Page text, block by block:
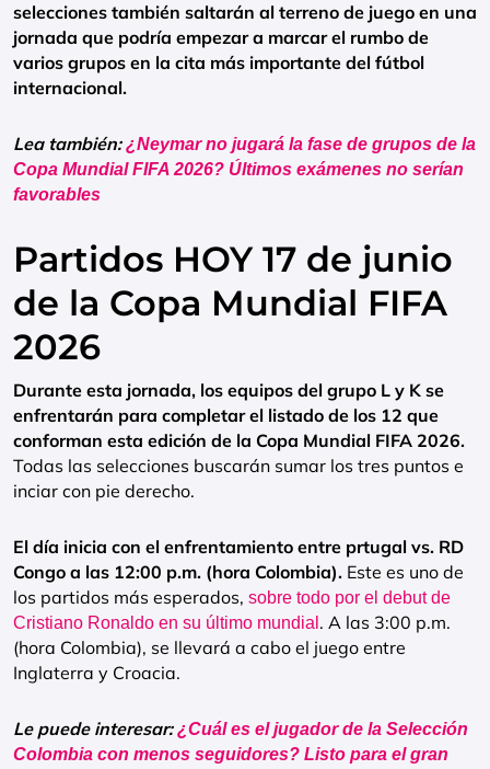
selecciones también saltarán al terreno de juego en una
jornada que podría empezar a marcar el rumbo de
varios grupos en la cita más importante del fútbol
internacional.
Lea también:¿Neymar no jugará la fase de grupos de la
Copa Mundial FIFA 2026? Últimos exámenes no serían
favorables
Partidos HOY 17 de junio
de la Copa Mundial FIFA
2026
Durante esta jornada, los equipos del grupo L y K se
enfrentarán para completar el listado de los 12 que
conforman esta edición de la Copa Mundial FIFA 2026.
Todas las selecciones buscarán sumar los tres puntos e
inciar con pie derecho.
El día inicia con el enfrentamiento entre prtugal vs. RD
Congo a las 12:00 p.m. (hora Colombia). Este es uno de
los partidos más esperados, sobre todo por el debut de
Cristiano Ronaldo en su último mundial . A las 3:00 p.m.
(hora Colombia), se llevará a cabo el juego entre
Inglaterra y Croacia.
Le puede interesar:¿Cuál es el jugador de la Selección
Colombia con menos seguidores? Listo para el gran